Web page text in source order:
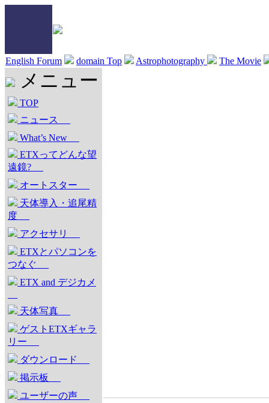
English Forum domain Top Astrophotography The Movie
メニュー
TOP
ニュース
What’s New
ETXってどんな望
遠鏡?
オートスター
天体導入・追尾精
度
アクセサリ
ETXとパソコンを
つなぐ
ETX and デジカメ
天体写真
ゲストETXギャラ
リー
ダウンロード
掲示板
ユーザーの声